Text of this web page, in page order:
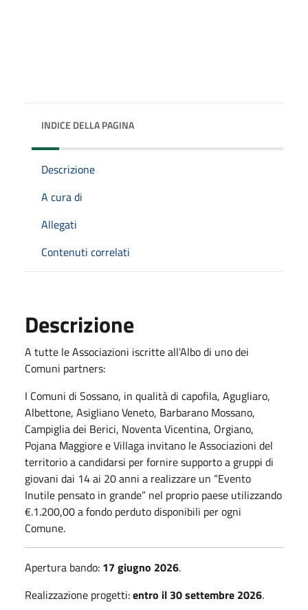
INDICE DELLA PAGINA
Descrizione
A cura di
Allegati
Contenuti correlati
Descrizione
A tutte le Associazioni iscritte all’Albo di uno dei
Comuni partners:
I Comuni di Sossano, in qualità di capofila, Agugliaro,
Albettone, Asigliano Veneto, Barbarano Mossano,
Campiglia dei Berici, Noventa Vicentina, Orgiano,
Pojana Maggiore e Villaga invitano le Associazioni del
territorio a candidarsi per fornire supporto a gruppi di
giovani dai 14 ai 20 anni a realizzare un “Evento
Inutile pensato in grande” nel proprio paese utilizzando
€.1.200,00 a fondo perduto disponibili per ogni
Comune.
Apertura bando: 17 giugno 2026.
Realizzazione progetti:entro il 30 settembre 2026.